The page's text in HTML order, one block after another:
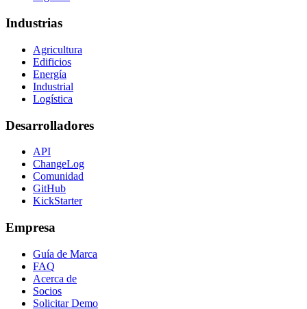
Industrias
Agricultura
Edificios
Energía
Industrial
Logística
Desarrolladores
API
ChangeLog
Comunidad
GitHub
KickStarter
Empresa
Guía de Marca
FAQ
Acerca de
Socios
Solicitar Demo